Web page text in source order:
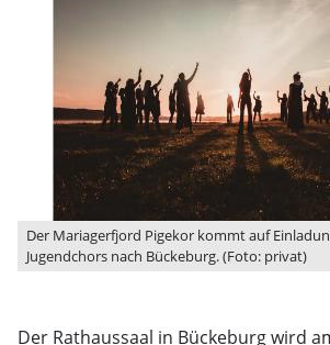
Der Mariagerfjord Pigekor kommt auf
Jugendchors nach Bückeburg. (Foto: privat)
Der Rathaussaal in Bückeburg wird